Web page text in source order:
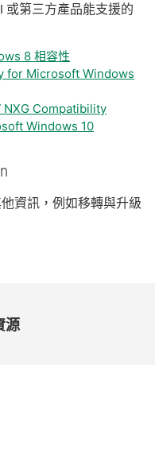
或第三方產品能支援的
8 相容性
for Microsoft Windows
NXG Compatibility
Windows 10
資訊， 例如移轉與升級
源